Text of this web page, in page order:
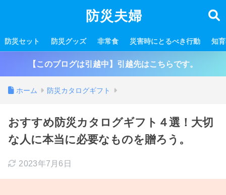
防災夫婦
防災セット 防災グッズ 非常食 災害時にとるべき行動 知
【このブログは引越中】引越先はこちらです。
ホーム 防災カタログギフト
おすすめ防災カタログギフト４選！大切
な人に本当に必要なものを贈ろう。
2023年7月6日